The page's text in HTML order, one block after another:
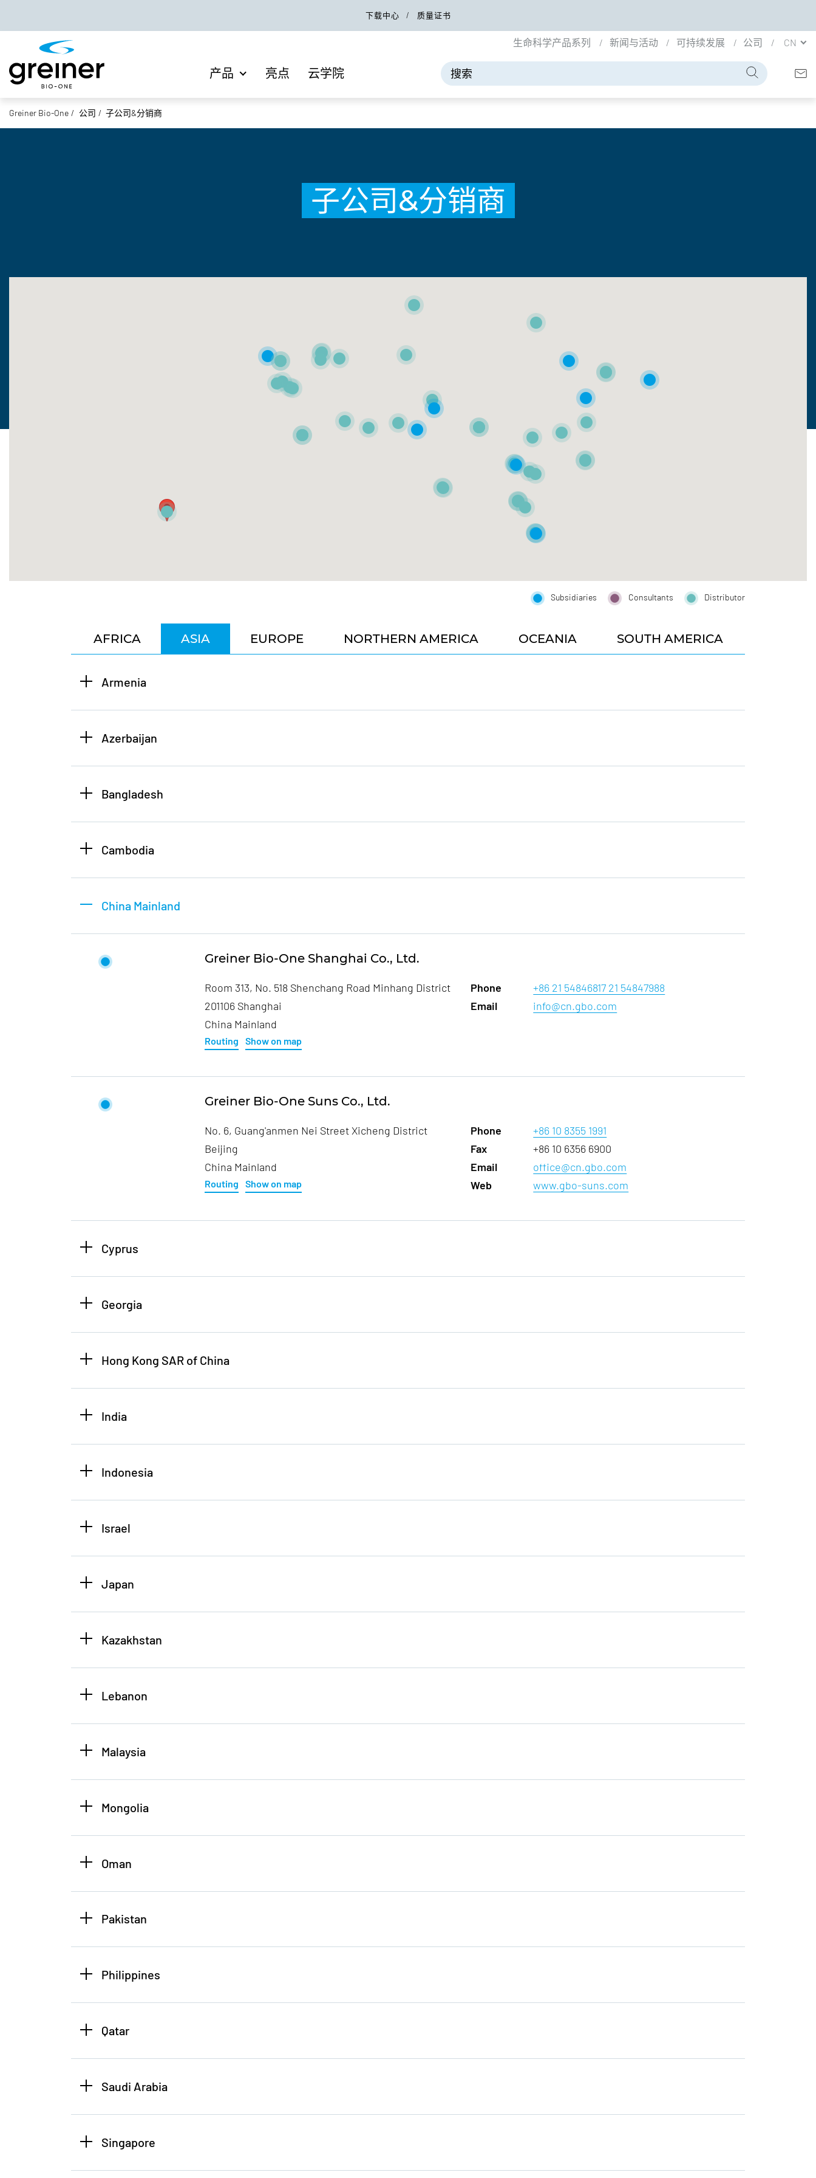
下载中心 质量证书
产品 亮点 云学院
生命科学产品系列 新闻与活动 可持续发展 公司 CN
Greiner Bio-One 公司 子公司&分销商
子公司&分销商
Subsidiaries Consultants Distributor
AFRICA ASIA EUROPE NORTHERN AMERICA OCEANIA SOUTH AMERICA
Armenia
Azerbaijan
Bangladesh
Cambodia
China Mainland
Greiner Bio-One Shanghai Co., Ltd.
Room 313, No. 518 Shenchang Road Minhang District
201106 Shanghai
China Mainland
Routing Show on map
Phone
+86 21 54846817 21 54847988
Email
info@cn.gbo.com
Greiner Bio-One Suns Co., Ltd.
No. 6, Guang'anmen Nei Street Xicheng District
Beijing
China Mainland
Routing Show on map
Phone
+86 10 8355 1991
Fax
+86 10 6356 6900
Email
office@cn.gbo.com
Web
www.gbo-suns.com
Cyprus
Georgia
Hong Kong SAR of China
India
Indonesia
Israel
Japan
Kazakhstan
Lebanon
Malaysia
Mongolia
Oman
Pakistan
Philippines
Qatar
Saudi Arabia
Singapore